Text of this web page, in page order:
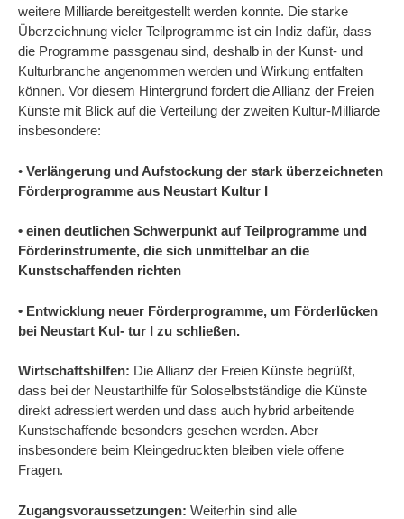
weitere Milliarde bereitgestellt werden konnte. Die starke
Überzeichnung vieler Teilprogramme ist ein Indiz dafür, dass
die Programme passgenau sind, deshalb in der Kunst- und
Kulturbranche angenommen werden und Wirkung entfalten
können. Vor diesem Hintergrund fordert die Allianz der Freien
Künste mit Blick auf die Verteilung der zweiten Kultur-Milliarde
insbesondere:
• Verlängerung und Aufstockung der stark überzeichneten
Förderprogramme aus Neustart Kultur I
• einen deutlichen Schwerpunkt auf Teilprogramme und
Förderinstrumente, die sich unmittelbar an die
Kunstschaffenden richten
• Entwicklung neuer Förderprogramme, um Förderlücken
bei Neustart Kul- tur I zu schließen.
Wirtschaftshilfen: Die Allianz der Freien Künste begrüßt,
dass bei der Neustarthilfe für Soloselbstständige die Künste
direkt adressiert werden und dass auch hybrid arbeitende
Kunstschaffende besonders gesehen werden. Aber
insbesondere beim Kleingedruckten bleiben viele offene
Fragen.
Zugangsvoraussetzungen: Weiterhin sind alle